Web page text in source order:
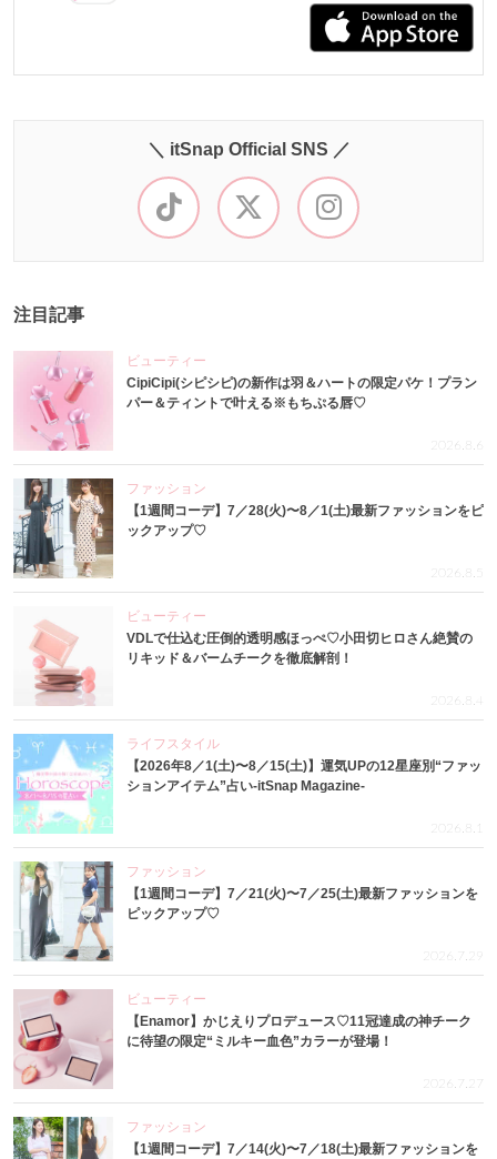
＼ itSnap Official SNS ／
注目記事
ビューティー
CipiCipi(シピシピ)の新作は羽＆ハートの限定パケ！プラン
パー＆ティントで叶える※もちぷる唇♡
2026.8.6
ファッション
【1週間コーデ】7／28(火)〜8／1(土)最新ファッションをピ
ックアップ♡
2026.8.5
ビューティー
VDLで仕込む圧倒的透明感ほっぺ♡小田切ヒロさん絶賛の
リキッド＆バームチークを徹底解剖！
2026.8.4
ライフスタイル
【2026年8／1(土)〜8／15(土)】運気UPの12星座別“ファッ
ションアイテム”占い-itSnap Magazine-
2026.8.1
ファッション
【1週間コーデ】7／21(火)〜7／25(土)最新ファッションを
ピックアップ♡
2026.7.29
ビューティー
【Enamor】かじえりプロデュース♡11冠達成の神チーク
に待望の限定“ミルキー血色”カラーが登場！
2026.7.27
ファッション
【1週間コーデ】7／14(火)〜7／18(土)最新ファッションを